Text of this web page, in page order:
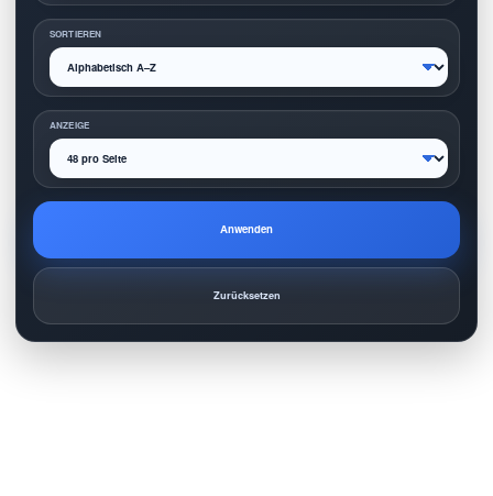
SORTIEREN
ANZEIGE
Anwenden
Zurücksetzen